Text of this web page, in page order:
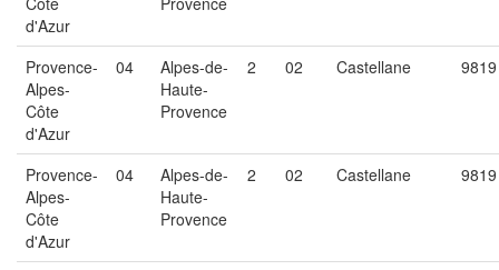
d'Azur
Provence-
Alpes-
Côte
d'Azur
04
Alpes-de-
Haute-
Provence
2 02 Castellane 9819
Provence-
Alpes-
Côte
d'Azur
04
Alpes-de-
Haute-
Provence
2 02 Castellane 9819